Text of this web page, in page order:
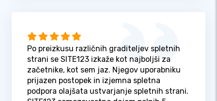
Po preizkusu različnih graditeljev spletnih
strani se SITE123 izkaže kot najboljši za
začetnike, kot sem jaz. Njegov uporabniku
prijazen postopek in izjemna spletna
podpora olajšata ustvarjanje spletnih strani.